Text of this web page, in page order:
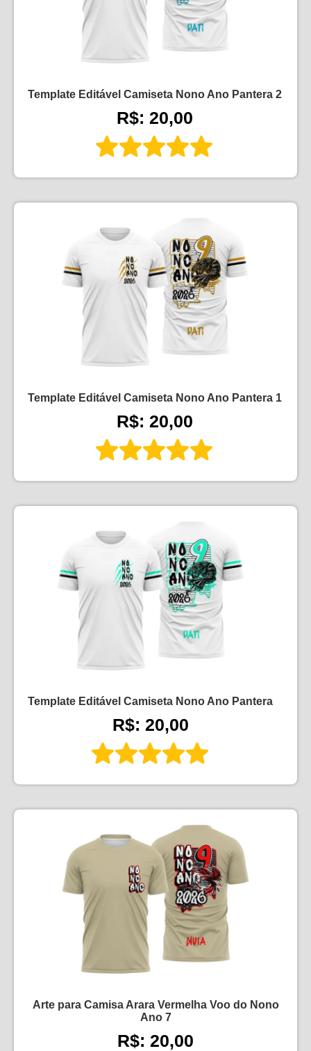
Template Editável Camiseta Nono Ano Pantera 2
R$: 20,00
Template Editável Camiseta Nono Ano Pantera 1
R$: 20,00
Template Editável Camiseta Nono Ano Pantera
R$: 20,00
Arte para Camisa Arara Vermelha Voo do Nono
Ano 7
R$: 20,00